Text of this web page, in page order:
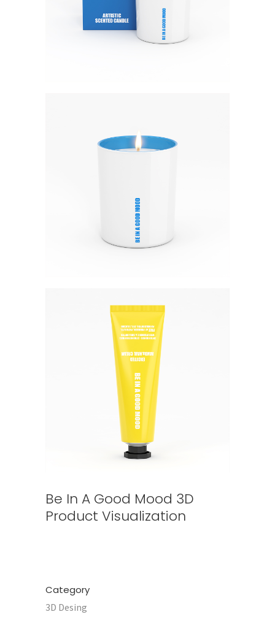
Be In A Good Mood 3D
Product Visualization
Category
3D Desing